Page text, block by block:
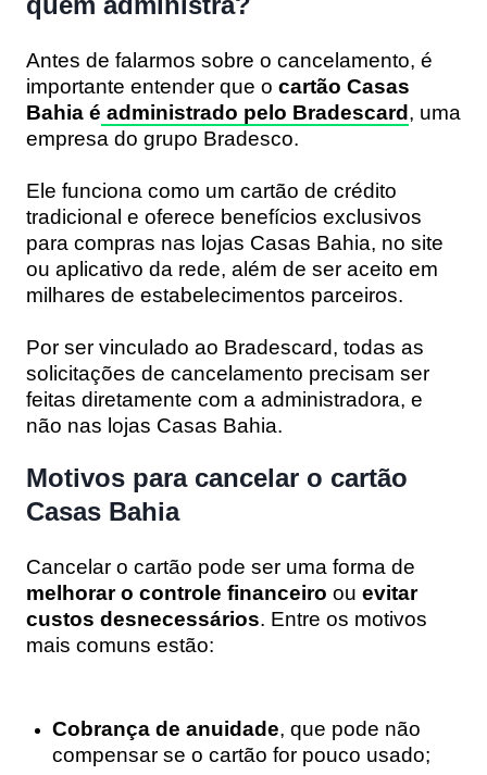
Antes de falarmos sobre o cancelamento, é
importante entender que o cartão Casas
Bahia é administrado pelo Bradescard, uma
empresa do grupo Bradesco.
Ele funciona como um cartão de crédito
tradicional e oferece benefícios exclusivos
para compras nas lojas Casas Bahia, no site
ou aplicativo da rede, além de ser aceito em
milhares de estabelecimentos parceiros.
Por ser vinculado ao Bradescard, todas as
solicitações de cancelamento precisam ser
feitas diretamente com a administradora, e
não nas lojas Casas Bahia.
Motivos para cancelar o cartão
Casas Bahia
Cancelar o cartão pode ser uma forma de
melhorar o controle financeiro ou evitar
custos desnecessários. Entre os motivos
mais comuns estão:
Cobrança de anuidade, que pode não
compensar se o cartão for pouco usado;